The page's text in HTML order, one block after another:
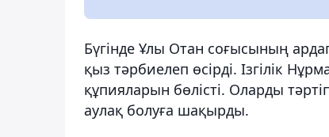
Бүгінде Ұлы Отан соғысының
қыз тәрбиелеп өсірді. Ізгілік
құпияларын бөлісті. Оларды
аулақ болуға шақырды.